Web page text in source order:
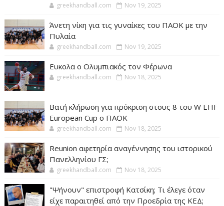
greekhandball.com Nov 19, 2025
Άνετη νίκη για τις γυναίκες του ΠΑΟΚ με την
Πυλαία
greekhandball.com Nov 19, 2025
Ευκολα ο Ολυμπιακός τον Φέρωνα
greekhandball.com Nov 18, 2025
Βατή κλήρωση για πρόκριση στους 8 του W EHF
European Cup ο ΠΑΟΚ
greekhandball.com Nov 18, 2025
Reunion αφετηρία αναγέννησης του ιστορικού
Πανελληνίου ΓΣ;
greekhandball.com Nov 18, 2025
"Ψήνουν" επιστροφή Κατσίκη; Τι έλεγε όταν
είχε παραιτηθεί από την Προεδρία της ΚΕΔ;